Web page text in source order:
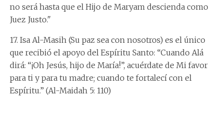
no será hasta que el Hijo de Maryam descienda como
Juez Justo."
17. Isa Al-Masih (Su paz sea con nosotros) es el único
que recibió el apoyo del Espíritu Santo: “Cuando Alá
dirá: “¡Oh Jesús, hijo de María!”, acuérdate de Mi favor
para ti y para tu madre; cuando te fortalecí con el
Espíritu.” (Al-Maidah 5: 110)